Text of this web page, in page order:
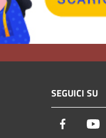
SEGUICI SU
Facebook